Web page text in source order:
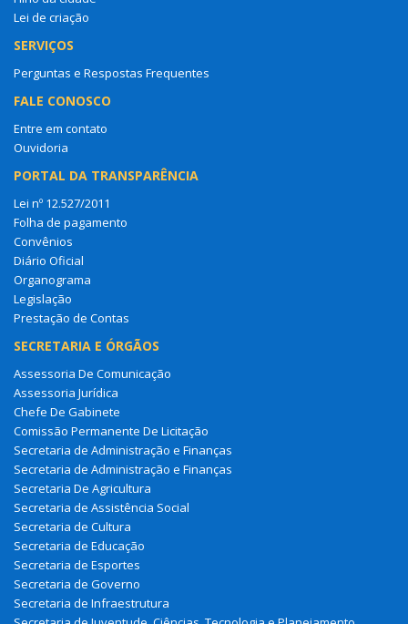
Lei de criação
SERVIÇOS
Perguntas e Respostas Frequentes
FALE CONOSCO
Entre em contato
Ouvidoria
PORTAL DA TRANSPARÊNCIA
Lei nº 12.527/2011
Folha de pagamento
Convênios
Diário Oficial
Organograma
Legislação
Prestação de Contas
SECRETARIA E ÓRGÃOS
Assessoria De Comunicação
Assessoria Jurídica
Chefe De Gabinete
Comissão Permanente De Licitação
Secretaria de Administração e Finanças
Secretaria de Administração e Finanças
Secretaria De Agricultura
Secretaria de Assistência Social
Secretaria de Cultura
Secretaria de Educação
Secretaria de Esportes
Secretaria de Governo
Secretaria de Infraestrutura